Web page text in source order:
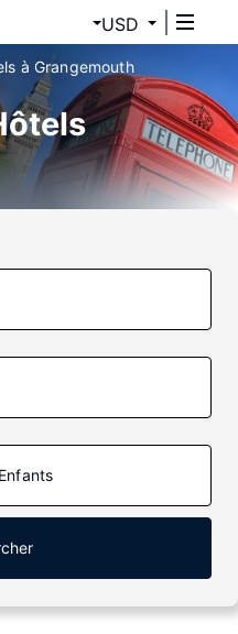
USD
à Grangemouth